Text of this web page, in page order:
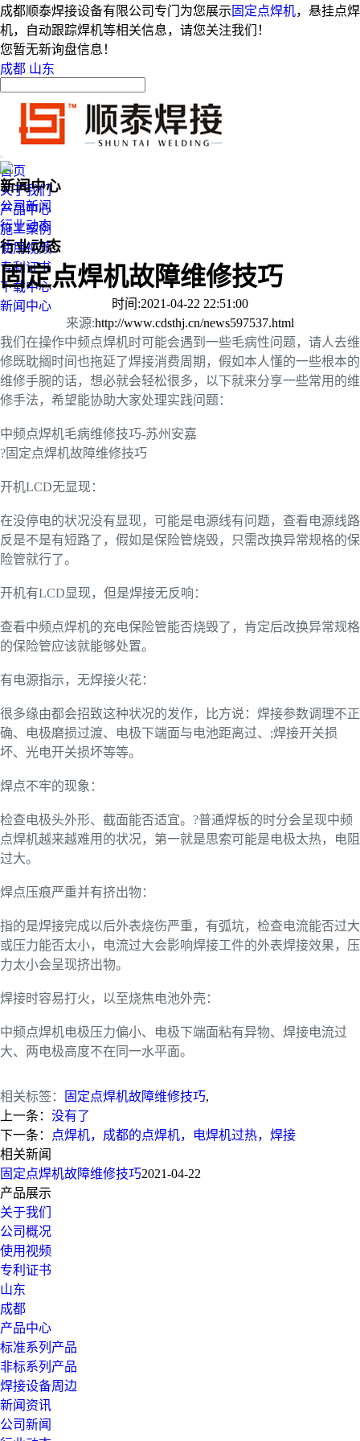
成都顺泰焊接设备有限公司专门为您展示 固定点焊机，悬挂点焊
机，自动跟踪焊机等相关信息，请您关注我们！
您暂无新询盘信息！
成都 山东
首页
关于我们
产品中心
施工案例
使用视频
专利证书
下载中心
新闻中心
新闻中心
公司新闻
行业动态
行业动态
固定点焊机故障维修技巧
时间:2021-04-22 22:51:00
来源:http://www.cdsthj.cn/news597537.html
我们在操作中频点焊机时可能会遇到一些毛病性问题，请人去维
修既耽搁时间也拖延了焊接消费周期，假如本人懂的一些根本的
维修手腕的话，想必就会轻松很多，以下就来分享一些常用的维
修手法，希望能协助大家处理实践问题：
中频点焊机毛病维修技巧-苏州安嘉
?固定点焊机故障维修技巧
开机LCD无显现：
在没停电的状况没有显现，可能是电源线有问题，查看电源线路
反是不是有短路了，假如是保险管烧毁，只需改换异常规格的保
险管就行了。
开机有LCD显现，但是焊接无反响：
查看中频点焊机的充电保险管能否烧毁了，肯定后改换异常规格
的保险管应该就能够处置。
有电源指示，无焊接火花：
很多缘由都会招致这种状况的发作，比方说：焊接参数调理不正
确、电极磨损过渡、电极下端面与电池距离过、;焊接开关损
坏、光电开关损坏等等。
焊点不牢的现象：
检查电极头外形、截面能否适宜。?普通焊板的时分会呈现中频
点焊机越来越难用的状况，第一就是思索可能是电极太热，电阻
过大。
焊点压痕严重并有挤出物：
指的是焊接完成以后外表烧伤严重，有弧坑，检查电流能否过大
或压力能否太小，电流过大会影响焊接工件的外表焊接效果，压
力太小会呈现挤出物。
焊接时容易打火，以至烧焦电池外壳：
中频点焊机电极压力偏小、电极下端面粘有异物、焊接电流过
大、两电极高度不在同一水平面。
相关标签： 固定点焊机故障维修技巧,
上一条： 没有了
下一条：
点焊机，成都的点焊机，电焊机过热，焊接
相关新闻
固定点焊机故障维修技巧2021-04-22
产品展示
关于我们
公司概况
使用视频
专利证书
山东
成都
产品中心
标准系列产品
非标系列产品
焊接设备周边
新闻资讯
公司新闻